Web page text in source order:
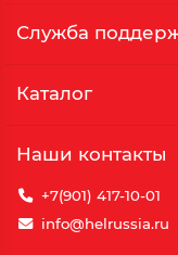
Служба
Каталог
Наши контакты
+7(901) 417-10-01
info@helrussia.ru